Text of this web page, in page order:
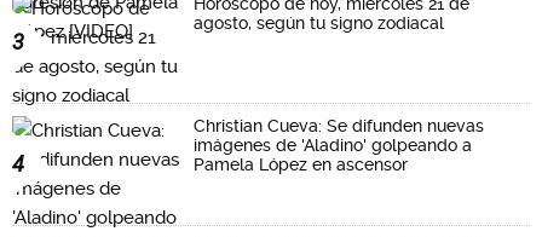
3
Horóscopo de hoy, miércoles 21 de
agosto, según tu signo zodiacal
4
Christian Cueva: Se difunden nuevas
imágenes de 'Aladino' golpeando a
Pamela López en ascensor